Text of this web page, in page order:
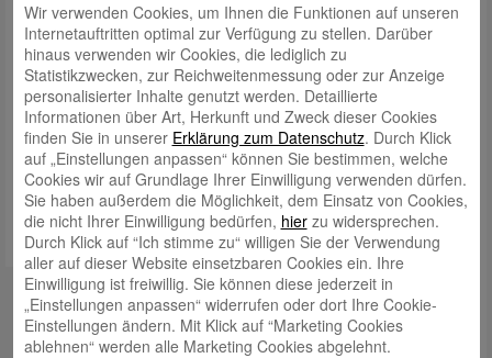
Name*
E-Mail *
Website
Meinen Namen, meine E-Mail-Adresse und meine Website in
diesem Browser für die nächste Kommentierung speichern.
Kontakt
mail@sparkasse-odenwaldkreis.de
Wir verwenden Cookies, um Ihnen die Funktionen auf unseren
Internetauftritten optimal zur Verfügung zu stellen. Darüber
hinaus verwenden wir Cookies, die lediglich zu
Statistikzwecken, zur Reichweitenmessung oder zur Anzeige
personalisierter Inhalte genutzt werden. Detaillierte
Informationen über Art, Herkunft und Zweck dieser Cookies
finden Sie in unserer Erklärung zum Datenschutz. Durch Klick
auf „Einstellungen anpassen“ können Sie bestimmen, welche
Cookies wir auf Grundlage Ihrer Einwilligung verwenden dürfen.
Sie haben außerdem die Möglichkeit, dem Einsatz von Cookies,
die nicht Ihrer Einwilligung bedürfen, hierzu widersprechen.
Durch Klick auf “Ich stimme zu“ willigen Sie der Verwendung
aller auf dieser Website einsetzbaren Cookies ein. Ihre
Einwilligung ist freiwillig. Sie können diese jederzeit in
„Einstellungen anpassen“ widerrufen oder dort Ihre Cookie-
Einstellungen ändern. Mit Klick auf “Marketing Cookies
ablehnen“ werden alle Marketing Cookies abgelehnt.